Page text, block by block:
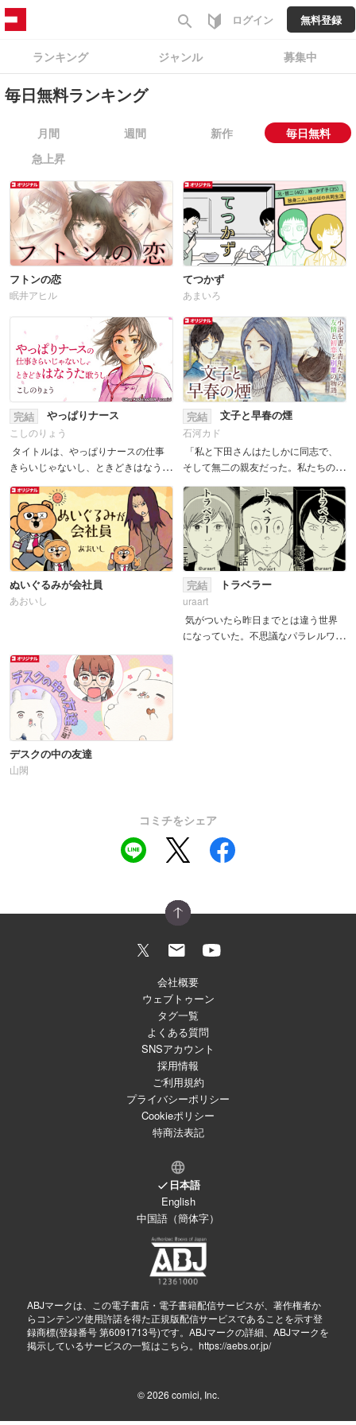
search ログイン 無料登録
ランキング ジャンル 募集中
毎日無料ランキング
月間 週間 新作
毎日無料
急上昇
フトンの恋
眠井アヒル
てつかず
あまいろ
完結 やっぱりナース
こしのりょう
タイトルは、やっぱりナースの仕事
きらいじゃないし、ときどきはなうた
自分」を感じたりしません
か？ 「N’sあおい」「町医者...
完結 文子と早春の煙
石河カド
「私と下田さんはたしかに同志で、
そして無二の親友だった。私たちの青
てしまったけれど―」 &nbs...
ぬいぐるみが会社員
あおいし
完結 トラベラー
uraart
気がついたら昨日までとは違う世界
になっていた。不思議なパラレルワー
デスクの中の友達
山閖
コミチをシェア
会社概要
ウェブトゥーン
タグ一覧
よくある質問
SNSアカウント
採用情報
ご利用規約
プライバシーポリシー
Cookieポリシー
特商法表記
日本語
English
中国語（簡体字）
ABJマークは、この電子書店・電子書籍配信サービスが、著作権者か
らコンテンツ使用許諾を得た正規版配信サービスであることを示す登
録商標(登録番号 第6091713号)です。ABJマークの詳細、ABJマークを
掲示しているサービスの一覧はこちら。 https://aebs.or.jp/
© 2026 comici, Inc.